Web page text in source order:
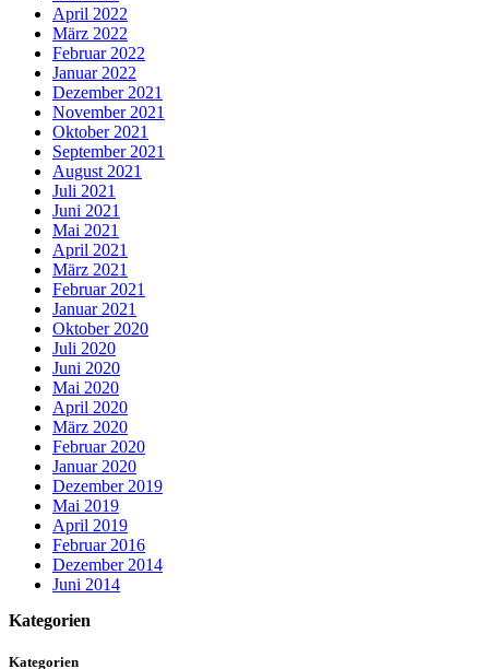
April 2022
März 2022
Februar 2022
Januar 2022
Dezember 2021
November 2021
Oktober 2021
September 2021
August 2021
Juli 2021
Juni 2021
Mai 2021
April 2021
März 2021
Februar 2021
Januar 2021
Oktober 2020
Juli 2020
Juni 2020
Mai 2020
April 2020
März 2020
Februar 2020
Januar 2020
Dezember 2019
Mai 2019
April 2019
Februar 2016
Dezember 2014
Juni 2014
Kategorien
Kategorien